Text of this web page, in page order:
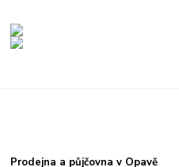
Prodejna a půjčovna v Opavě